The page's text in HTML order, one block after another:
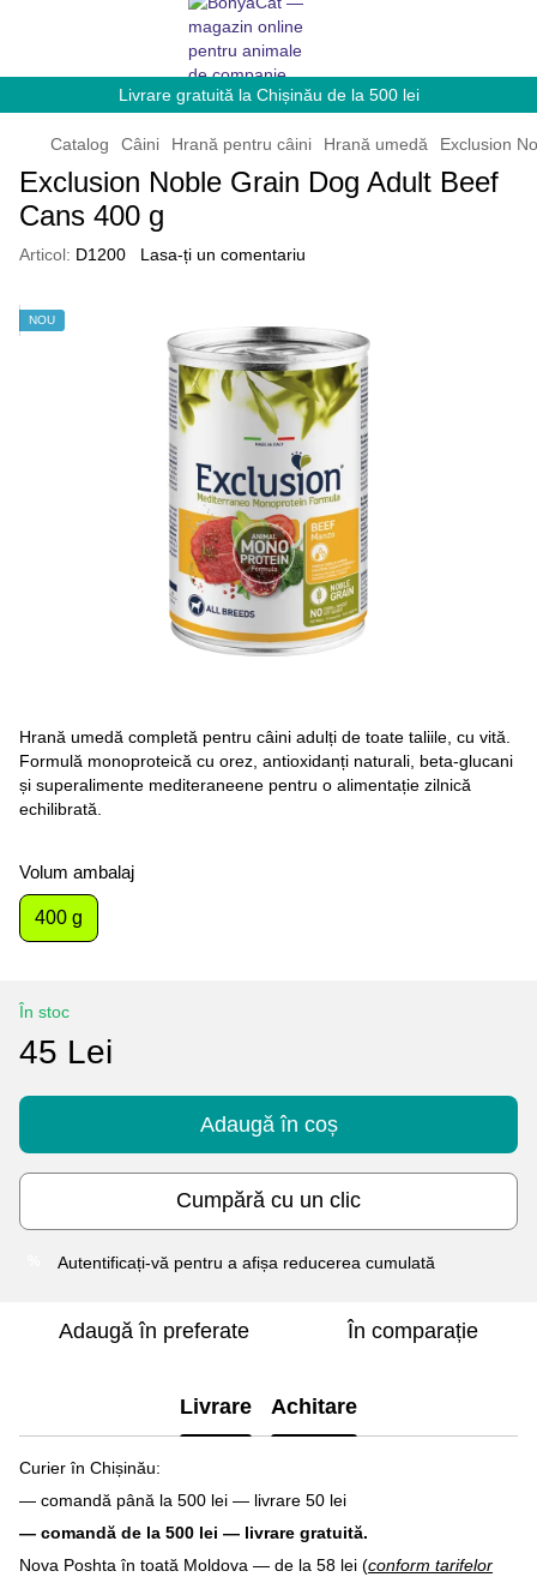
Livrare gratuită la Chișinău de la 500 lei
Catalog Câini Hrană pentru câini Hrană umedă Exclusion
Exclusion Noble Grain Dog Adult Beef
Cans 400 g
Articol: D1200 Lasa-ți un comentariu
NOU
Hrană umedă completă pentru câini adulți de toate taliile, cu vită.
Formulă monoproteică cu orez, antioxidanți naturali, beta-glucani
și superalimente mediteraneene pentru o alimentație zilnică
echilibrată.
Volum ambalaj
400 g
În stoc
45 Lei
Adaugă în coș
Cumpără cu un clic
Autentificați-vă pentru a afișa reducerea cumulată
Adaugă în preferate În comparație
Livrare Achitare
Curier în Chișinău:
— comandă până la 500 lei — livrare 50 lei
— comandă de la 500 lei — livrare gratuită.
Nova Poshta în toată Moldova — de la 58 lei (conform tarifelor